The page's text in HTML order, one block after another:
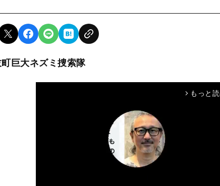
巨大ネズミ捜索隊
arrow_forward_ios もっと